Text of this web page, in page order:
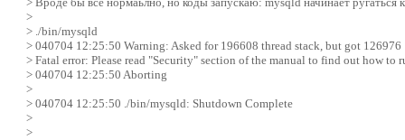
>
> ./bin/mysqld
> 040704 12:25:50 Warning: Asked for 196608 thread stack, but got 126976
> Fatal error: Please read "Security" section of the manual to find out how to
> 040704 12:25:50 Aborting
>
> 040704 12:25:50 ./bin/mysqld: Shutdown Complete
>
>